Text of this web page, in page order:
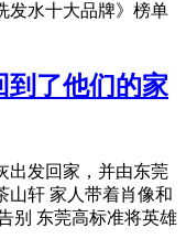
发水十大品牌》榜单
到了他们的家
出发回家，并由东莞
山轩 家人带着肖像和
别 东莞高标准将英雄